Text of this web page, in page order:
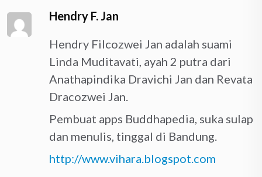
Hendry F. Jan
Hendry Filcozwei Jan adalah suami
Linda Muditavati, ayah 2 putra dari
Anathapindika Dravichi Jan dan Revata
Dracozwei Jan.
Pembuat apps Buddhapedia, suka sulap
dan menulis, tinggal di Bandung.
http://www.vihara.blogspot.com